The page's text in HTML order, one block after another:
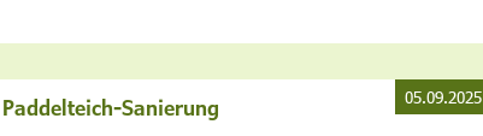
Sanierung 05.09.2025